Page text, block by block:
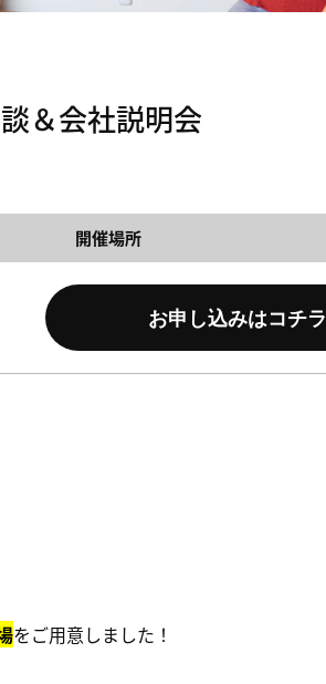
＆会社説明会
開催場所
お申し込みはコチラ
をご用意しました！